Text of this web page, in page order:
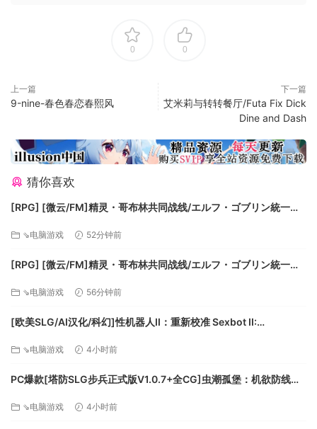
日语，英语和中文文本。双语言显示选项
0 0
上一篇
9-nine-春色春恋春熙风
下一篇
艾米莉与转转餐厅/Futa Fix Dick
Dine and Dash
猜你喜欢
[RPG] [微云/FM]精灵・哥布林共同战线/エルフ・ゴブリン統一戦
⇘电脑游戏 52分钟前
[RPG] [微云/FM]精灵・哥布林共同战线/エルフ・ゴブリン統一戦
⇘电脑游戏 56分钟前
[欧美SLG/AI汉化/科幻]性机器人II：重新校准 Sexbot II:
⇘电脑游戏 4小时前
PC爆款[塔防SLG步兵正式版V1.0.7+全CG]虫潮孤堡：机欲防线
迅雷/UC/夸克
⇘电脑游戏 4小时前